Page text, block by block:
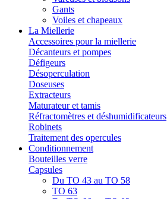
Gants
Voiles et chapeaux
La Miellerie
Accessoires pour la miellerie
Décanteurs et pompes
Défigeurs
Désoperculation
Doseuses
Extracteurs
Maturateur et tamis
Réfractomètres et déshumidificateurs
Robinets
Traitement des opercules
Conditionnement
Bouteilles verre
Capsules
Du TO 43 au TO 58
TO 63